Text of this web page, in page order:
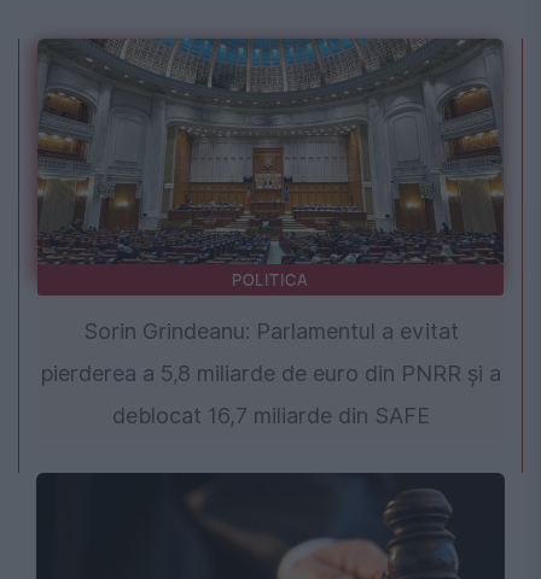
POLITICA
Sorin Grindeanu: Parlamentul a evitat
pierderea a 5,8 miliarde de euro din PNRR și a
deblocat 16,7 miliarde din SAFE